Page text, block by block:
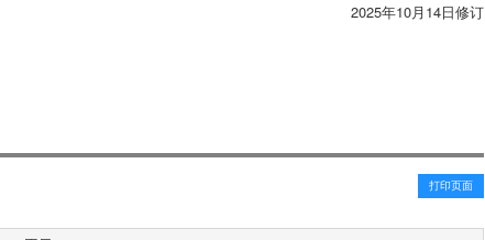
2025年10月14日修订